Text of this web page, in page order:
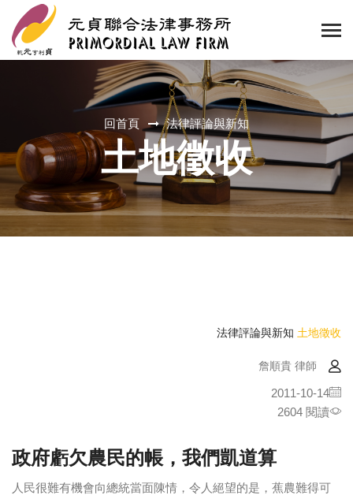
回首頁 法律評論與新知
土地徵收
法律評論與新知 土地徵收
詹順貴 律師
2011-10-14
2604 閱讀
政府虧欠農民的帳，我們凱道算
人民很難有機會向總統當面陳情，令人絕望的是，蕉農難得可